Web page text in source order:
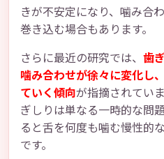
きが不安定になり、噛み合
巻き込む場合もあります。
さらに最近の研究では、 歯
噛み合わせが徐々に変化し
ていく傾向が指摘されてい
ぎしりは単なる一時的な問
ると舌を何度も噛む慢性的
です。